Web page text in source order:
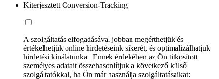
Kiterjesztett Conversion-Tracking
A szolgáltatás elfogadásával jobban megérthetjük és
értékelhetjük online hirdetéseink sikerét, és optimalizálhatjuk
hirdetési kínálatunkat. Ennek érdekében az Ön titkosított
személyes adatait összehasonlítjuk a következő külső
szolgáltatókkal, ha Ön már használja szolgáltatásaikat: